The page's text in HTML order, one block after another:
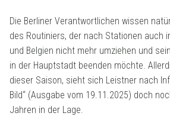
Die Berliner Verantwortlichen wissen
des Routiniers, der nach Stationen auch
und Belgien nicht mehr umziehen und
in der Hauptstadt beenden möchte.
dieser Saison, sieht sich Leistner nach
Bild“ (Ausgabe vom 19.11.2025) doch
Jahren in der Lage.